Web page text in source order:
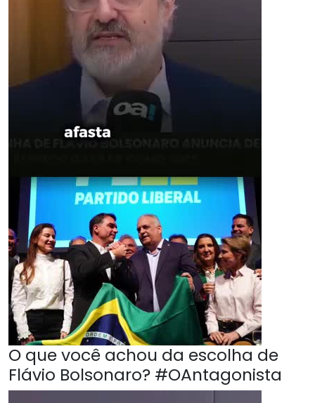
O que você achou da escolha de
Flávio Bolsonaro? #OAntagonista